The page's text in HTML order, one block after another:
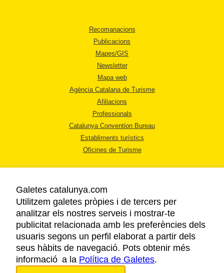
Recomanacions
Publicacions
Mapes/GIS
Newsletter
Mapa web
Agència Catalana de Turisme
Afiliacions
Professionals
Catalunya Convention Bureau
Establiments turístics
Oficines de Turisme
AVÍS LEGAL
POLÍTICA DE PRIVACITAT
COOKIES
ACCESSIBILITAT
Galetes catalunya.com
Utilitzem galetes pròpies i de tercers per
analitzar els nostres serveis i mostrar-te
publicitat relacionada amb les preferències dels
usuaris segons un perfil elaborat a partir dels
seus hàbits de navegació. Pots obtenir més
informació a la Política de Galetes.